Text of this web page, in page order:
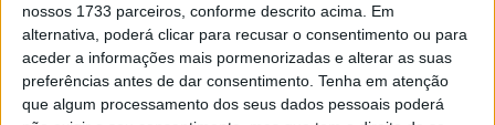
nossos 1733 parceiros, conforme descrito acima. Em
alternativa, poderá clicar para recusar o consentimento ou para
aceder a informações mais pormenorizadas e alterar as suas
preferências antes de dar consentimento. Tenha em atenção
que algum processamento dos seus dados pessoais poderá
No mesmo período de 2024, tinham sido contabilizados
mais 276 acidentes, menos dois mortos e mais 16 feridos
graves e 86 ligeiros.